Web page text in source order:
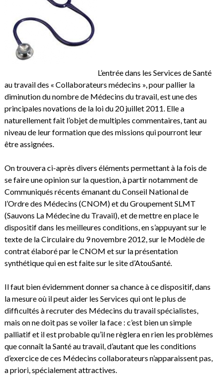
L’entrée dans les Services de Santé
au travail des « Collaborateurs médecins », pour pallier la
diminution du nombre de Médecins du travail, est une des
principales novations de la loi du 20 juillet 2011. Elle a
naturellement fait l’objet de multiples commentaires, tant au
niveau de leur formation que des missions qui pourront leur
être assignées.
On trouvera ci-après divers éléments permettant à la fois de
se faire une opinion sur la question, à partir notamment de
Communiqués récents émanant du Conseil National de
l’Ordre des Médecins (CNOM) et du Groupement SLMT
(Sauvons La Médecine du Travail), et de mettre en place le
dispositif dans les meilleures conditions, en s’appuyant sur le
texte de la Circulaire du 9 novembre 2012, sur le Modèle de
contrat élaboré par le CNOM et sur la présentation
synthétique qui en est faite sur le site d’AtouSanté.
Il faut bien évidemment donner sa chance à ce dispositif, dans
la mesure où il peut aider les Services qui ont le plus de
difficultés à recruter des Médecins du travail spécialistes,
mais on ne doit pas se voiler la face : c’est bien un simple
palliatif et il est probable qu’il ne règlera en rien les problèmes
que connaît la Santé au travail, d’autant que les conditions
d’exercice de ces Médecins collaborateurs n’apparaissent pas,
a priori, spécialement attractives.